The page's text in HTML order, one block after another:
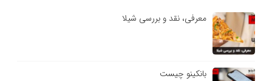
معرفی، نقد و بررسی شیلا
بانکینو چیست